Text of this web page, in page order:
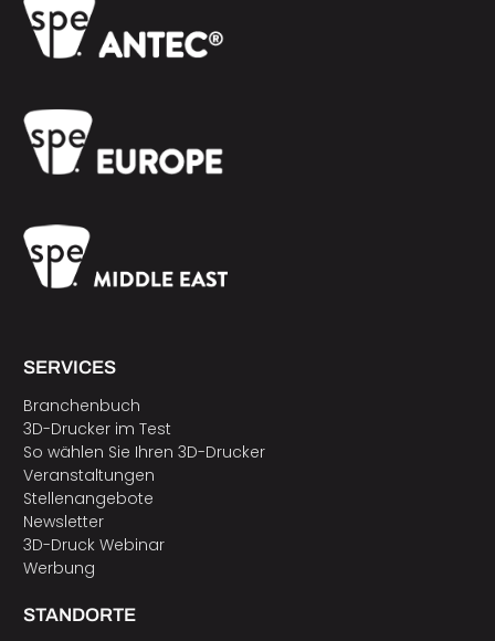
SERVICES
Branchenbuch
3D-Drucker im Test
So wählen Sie Ihren 3D-Drucker
Veranstaltungen
Stellenangebote
Newsletter
3D-Druck Webinar
Werbung
STANDORTE